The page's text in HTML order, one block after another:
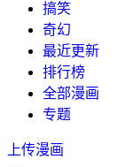
搞笑
奇幻
最近更新
排行榜
全部漫画
专题
上传漫画